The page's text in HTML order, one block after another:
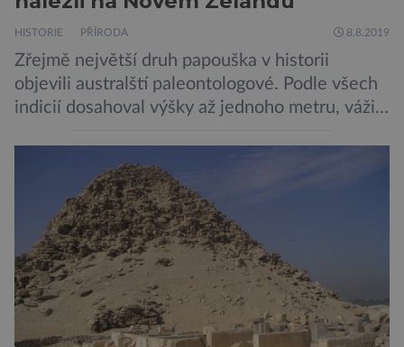
HISTORIE PŘÍRODA 8.8.2019
Zřejmě největší druh papouška v historii
objevili australští paleontologové. Podle všech
indicií dosahoval výšky až jednoho metru, vážil
pojmenování Heracles inexpectatus a doba
jeho života je datována přibližně před 19
miliony lety. „Nový Zéland je dobře známý
svými velkými nelétavými ptáky. Dominantní
[…]